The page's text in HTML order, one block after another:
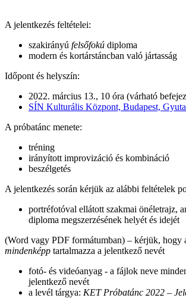
A jelentkezés feltételei:
szakirányú felsőfokú diploma
modern és kortárstáncban való jártasság
Időpont és helyszín:
2022. március 13., 10 óra (várható
SÍN Kulturális Központ, Budapest,
A próbatánc menete:
tréning
irányított improvizáció és kombináció
beszélgetés
A jelentkezés során kérjük az alábbi feltételek
portréfotóval ellátott szakmai önéletrajz,
diploma megszerzésének helyét és idejét
(Word vagy PDF formátumban) – kérjük, hogy
mindenképp tartalmazza a jelentkező nevét
fotó- és videóanyag - a fájlok neve
jelentkező nevét
a levél tárgya: KET Próbatánc 2022 –